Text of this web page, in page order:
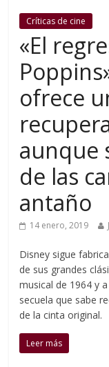
Críticas de cine
«El
ofrece
aunque
de las
antaño
14 enero, 2019
Disney sigue
de sus grandes
musical de 1964 y
secuela que sabe
de la cinta original.
Leer más